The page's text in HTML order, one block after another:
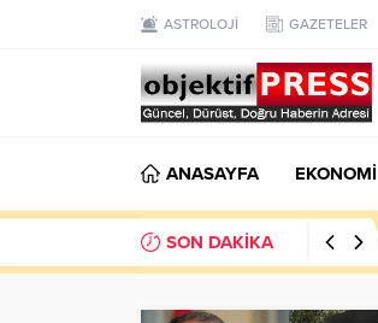
ASTROLOJİ GAZETELER
ANASAYFA EKONOMİ
SON DAKİKA